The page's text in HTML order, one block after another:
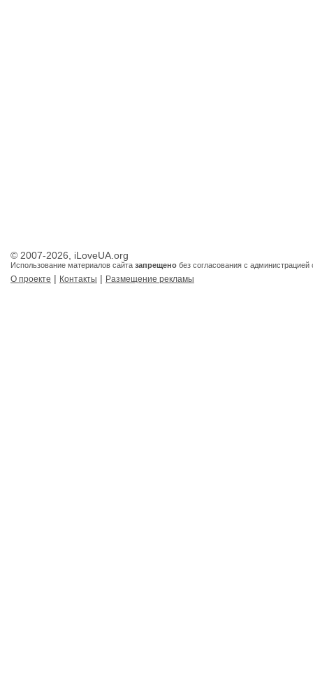
© 2007-2026, iLoveUA.org
Использование материалов сайта запрещено без согласования с администрацией
О проекте | Контакты | Размещение рекламы